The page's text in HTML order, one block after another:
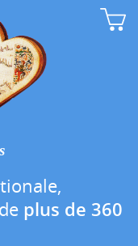
plus de 360